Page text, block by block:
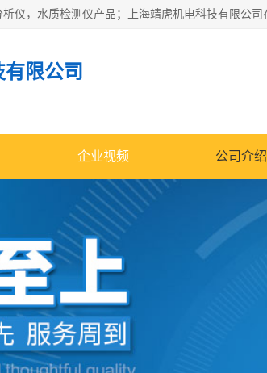
限公司
企业视频 公司介绍